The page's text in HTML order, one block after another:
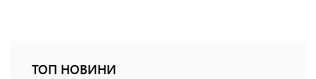
ТОП НОВИНИ